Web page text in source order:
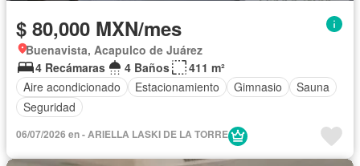
$ 80,000 MXN/mes
Buenavista, Acapulco de Juárez
4 Recámaras
4 Baños
411 m²
Aire acondicionado
Estacionamiento Gimnasio
Sauna
Seguridad
06/07/2026 en - ARIELLA LASKI DE LA TORRE